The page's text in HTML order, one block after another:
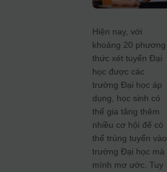
Hiện nay, với
khoảng 20 phương
thức xét tuyển Đại
học được các
trường Đại học áp
dụng, học sinh có
thể gia tăng thêm
nhiều cơ hội để có
thể trúng tuyển vào
trường Đại học mà
mình mơ ước. Tuy